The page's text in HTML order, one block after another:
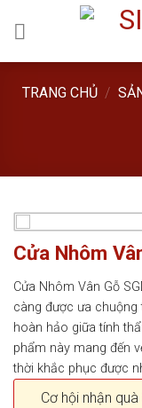
TRANG CHỦ /
Cửa Nhôm
Cửa Nhôm Vân Gỗ
càng được ưa chuộng
hoàn hảo giữa tính
phẩm này mang đến
thời khắc phục được
Cơ hội nhận